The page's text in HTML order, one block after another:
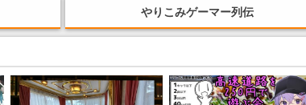
やりこみゲーマー列伝